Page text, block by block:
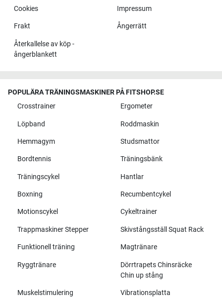
Cookies Impressum
Frakt Ångerrätt
Återkallelse av köp -
ångerblankett
POPULÄRA TRÄNINGSMASKINER PÅ FITSHOP.SE
Crosstrainer
Ergometer
Löpband Roddmaskin
Hemmagym Studsmattor
Bordtennis Träningsbänk
Träningscykel Hantlar
Boxning Recumbentcykel
Motionscykel Cykeltrainer
Trappmaskiner Stepper Skivstångsställ Squat Rack
Funktionell träning Magtränare
Ryggtränare
Dörrtrapets Chinsräcke
Chin up stång
Muskelstimulering
Vibrationsplatta